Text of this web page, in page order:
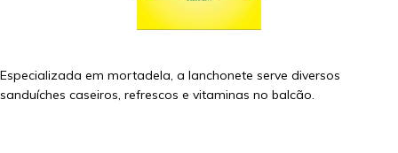
Especializada em mortadela, a lanchonete serve diversos
sanduíches caseiros, refrescos e vitaminas no balcão.